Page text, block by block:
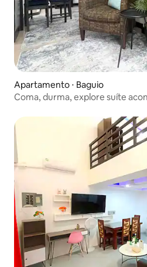
Apartamento ⋅ Baguio
Coma, durma, explore suíte